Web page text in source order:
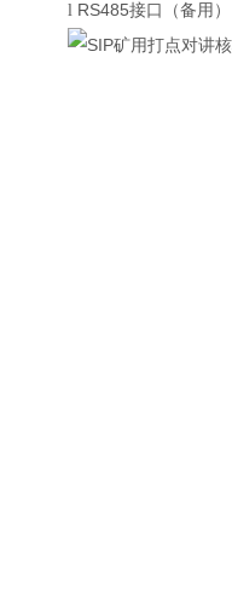
l RS485接口（备用）